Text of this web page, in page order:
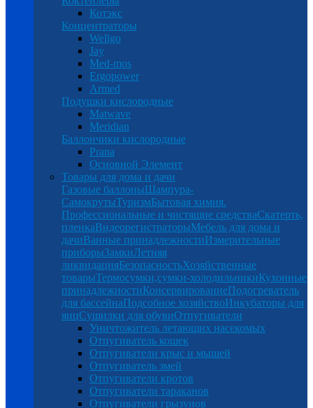
Котэкс
Концентраторы
Wellgo
Jay
Med-mos
Ergopower
Armed
Подушки кислородные
Matwave
Meridian
Баллончики кислородные
Prana
Основной Элемент
Товары для дома и дачи
Газовые баллоныШампура-
СамокрутыТуризмБытовая химия.
Профессиональные и чистящие средстваСкатерть,
пленкаВидеорегистраторыМебель для дома и
дачиВанные принадлежностиИзмерительные
приборыЗамкиЛетняя
ликвидацияБезопасностьХозяйственные
товарыТермосумки,сумки-холодильникиКухонные
принадлежностиКонсервированиеПодогреватель
для бассейнаПодсобное хозяйствоИнкубаторы для
яицСушилки для обувиОтпугиватели
Уничтожитель летающих насекомых
Отпугиватель кошек
Отпугиватели крыс и мышей
Отпугиватель змей
Отпугиватели кротов
Отпугиватели тараканов
Отпугиватели грызунов